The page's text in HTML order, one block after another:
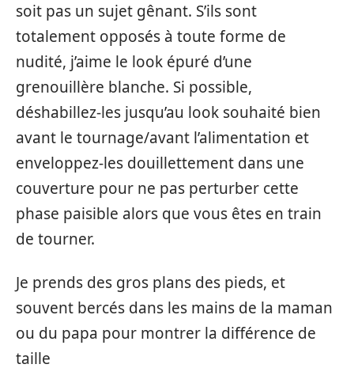
soit pas un sujet gênant. S’ils sont
totalement opposés à toute forme de
nudité, j’aime le look épuré d’une
grenouillère blanche. Si possible,
déshabillez-les jusqu’au look souhaité bien
avant le tournage/avant l’alimentation et
enveloppez-les douillettement dans une
couverture pour ne pas perturber cette
phase paisible alors que vous êtes en train
de tourner.
Je prends des gros plans des pieds, et
souvent bercés dans les mains de la maman
ou du papa pour montrer la différence de
taille